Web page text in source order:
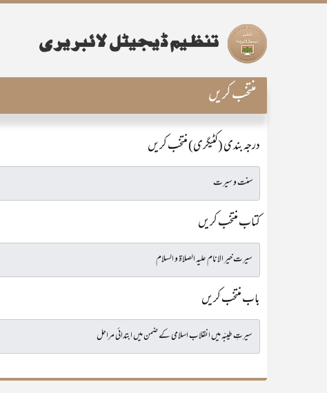
منتخب کریں
درجہ بندی (کٹیگری) منتخب کریں
کتاب منتخب کریں
باب منتخب کریں